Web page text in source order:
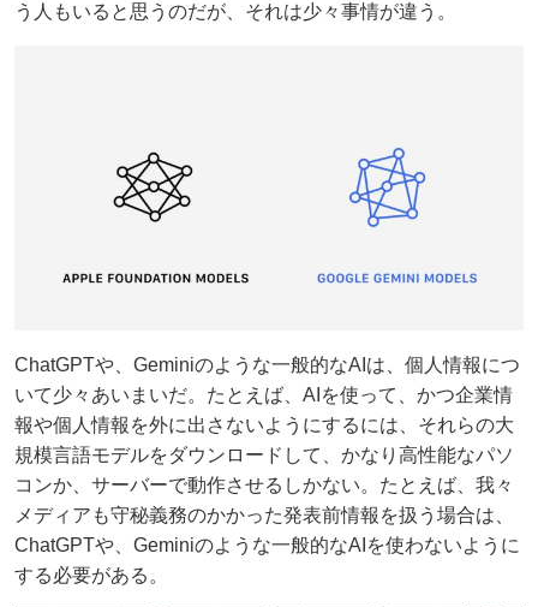
う人もいると思うのだが、それは少々事情が違う。
ChatGPTや、Geminiのような一般的なAIは、個人情報につ
いて少々あいまいだ。たとえば、AIを使って、かつ企業情
報や個人情報を外に出さないようにするには、それらの大
規模言語モデルをダウンロードして、かなり高性能なパソ
コンか、サーバーで動作させるしかない。たとえば、我々
メディアも守秘義務のかかった発表前情報を扱う場合は、
ChatGPTや、Geminiのような一般的なAIを使わないように
する必要がある。